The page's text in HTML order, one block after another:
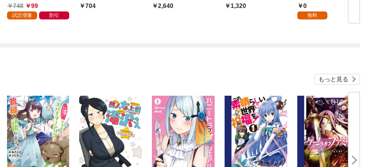
748
99
試読増量 割引
704
2,640
ろしSS付き】
1,320
前らの魔術理論は間違
っているんだが？～@
0
無料
もっと見る